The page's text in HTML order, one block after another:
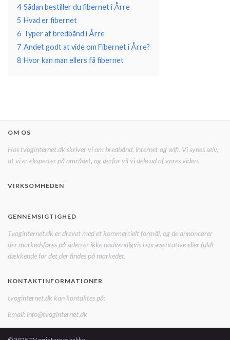
4 Sådan bestiller du fibernet i Årre
5 Hvad er fibernet
6 Typer af bredbånd i Årre
7 Andet godt at vide om Fibernet i Årre?
8 Hvor kan man ellers få fibernet
OM OS
Hos tvoginternet.dk skriver vi om bredbånd, internet og wifi. Vi synes selv,
at vi er eksperter på området, og derfor vil vi dele ud af vores viden.
VIRKSOMHEDEN
GENNEMSIGTIGHED
Tvoginternet.dk er drevet med et kommercielt formål, og de annoncører
der markedsføres på siden er ikke nødvendigvis repræsentative eller fuldt
dækkende for det der findes på markedet.
KONTAKTINFORMATIONER
tvoginternet.dk kan kontaktes på:
Email: info@tvoginternet.dk